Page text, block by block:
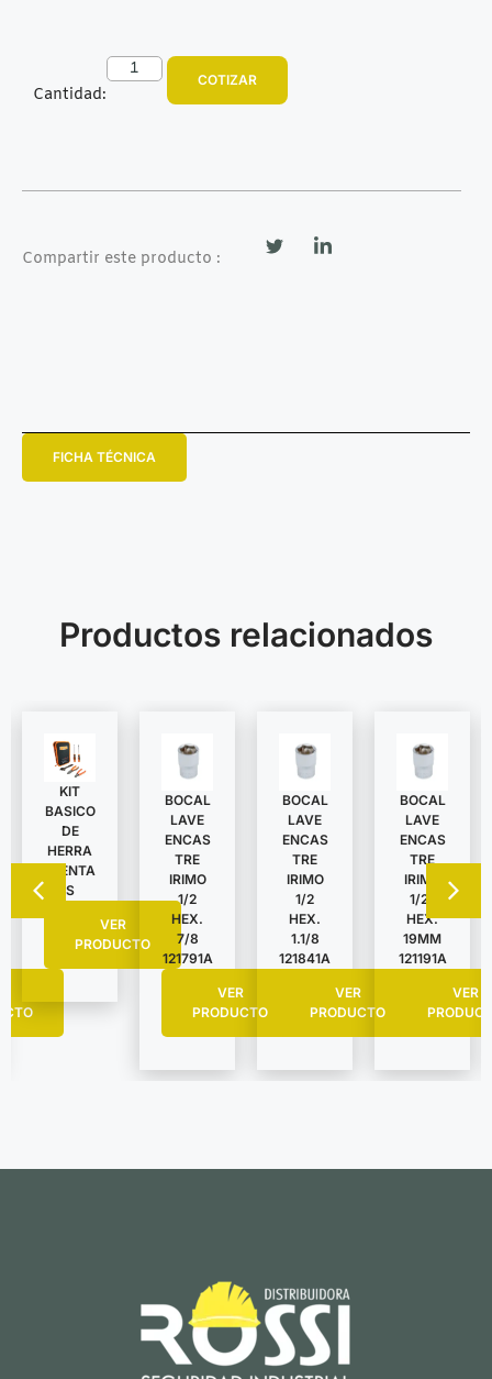
Cantidad:
COTIZAR
Compartir este producto :
FICHA TÉCNICA
Productos relacionados
KIT
BASICO
DE
HERRA
MIENTA
S
VER
PRODUCTO
BOCAL
LAVE
ENCAS
TRE
IRIMO
1/2
HEX.
7/8
121791A
VER
PRODUCTO
BOCAL
LAVE
ENCAS
TRE
IRIMO
1/2
HEX.
1.1/8
121841A
VER
PRODUCTO
BOCAL
LAVE
ENCAS
TRE
IRIMO
1/2″
HEX.
19MM
121191A
VER